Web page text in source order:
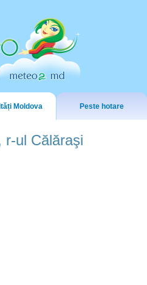
Moldova Peste hotare
r-ul Călăraşi